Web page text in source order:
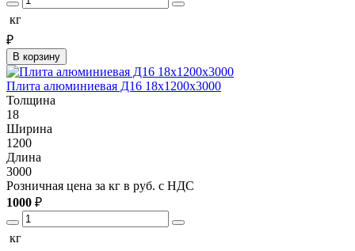
кг
₽
В корзину
Плита алюминиевая Д16 18х1200х3000
Толщина
18
Ширина
1200
Длина
3000
Розничная цена за кг в руб. с НДС
1000 ₽
кг